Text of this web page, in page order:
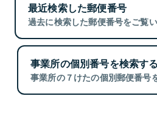
最近検索した郵便番号
過去に検索した郵便番号をご覧い
事業所の個別番号を検索する
事業所の７けたの個別郵便番号